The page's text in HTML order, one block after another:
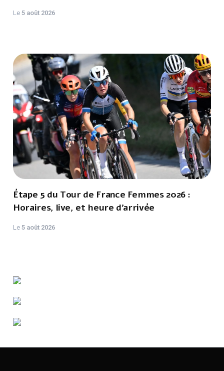
Le5 août 2026
Étape 5 du Tour de France Femmes 2026 :
Horaires, live, et heure d'arrivée
Le5 août 2026